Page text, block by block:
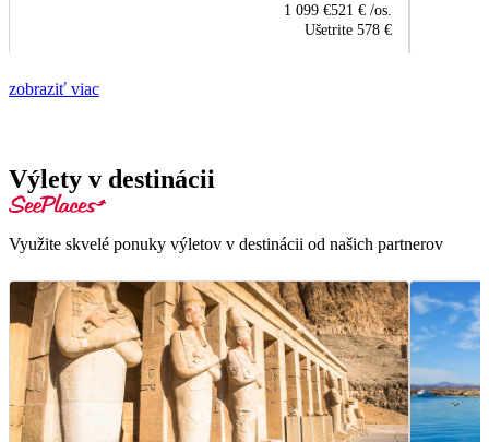
1 099 €521 € /os.
Ušetrite 578 €
zobraziť viac
Výlety v destinácii
Využite skvelé ponuky výletov v destinácii od našich partnerov